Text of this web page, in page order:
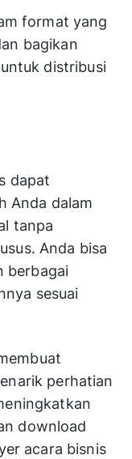
format yang
bagikan
distribusi
dapat
Anda dalam
tanpa
Anda bisa
berbagai
sesuai
perhatian
download
acara bisnis